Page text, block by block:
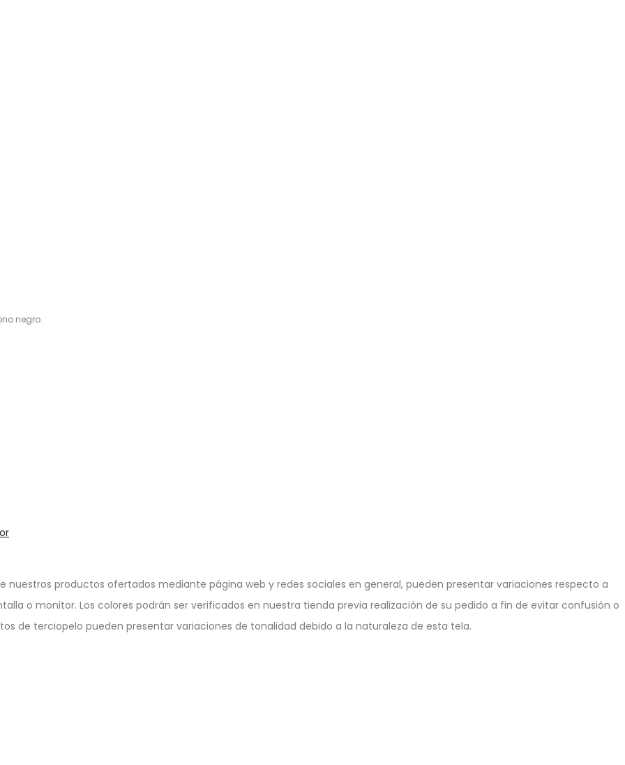
negro.
de nuestros productos ofertados mediante página web y redes sociales en general, pueden presentar variaciones respecto a
o monitor. Los colores podrán ser verificados en nuestra tienda previa realización de su pedido a fin de evitar confusión o
de terciopelo pueden presentar variaciones de tonalidad debido a la naturaleza de esta tela.